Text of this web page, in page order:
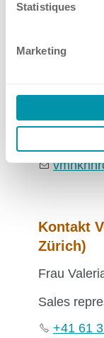
Statistiques
Marketing
(Büro
+41 61
+41 79
vmnkhnr
Kontakt
Zürich)
Frau
Sales
+41 61